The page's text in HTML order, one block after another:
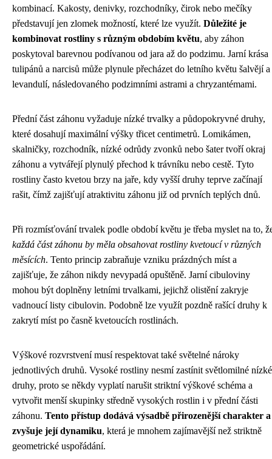
kombinací. Kakosty, denivky, rozchodníky, čirok nebo mečíky
představují jen zlomek možností, které lze využít. Důležité je
kombinovat rostliny s různým obdobím květu, aby záhon
poskytoval barevnou podívanou od jara až do podzimu. Jarní krása
tulipánů a narcisů může plynule přecházet do letního květu šalvějí a
levandulí, následovaného podzimními astrami a chryzantémami.
Přední část záhonu vyžaduje nízké trvalky a půdopokryvné druhy,
které dosahují maximální výšky třicet centimetrů. Lomikámen,
skalničky, rozchodník, nízké odrůdy zvonků nebo šater tvoří okraj
záhonu a vytvářejí plynulý přechod k trávníku nebo cestě. Tyto
rostliny často kvetou brzy na jaře, kdy vyšší druhy teprve začínají
rašit, čímž zajišťují atraktivitu záhonu již od prvních teplých dnů.
Při rozmísťování trvalek podle období květu je třeba myslet na to,
každá část záhonu by měla obsahovat rostliny kvetoucí v různých
měsících. Tento princip zabraňuje vzniku prázdných míst a
zajišťuje, že záhon nikdy nevypadá opuštěně. Jarní cibuloviny
mohou být doplněny letními trvalkami, jejichž olistění zakryje
vadnoucí listy cibulovin. Podobně lze využít pozdně rašící druhy k
zakrytí míst po časně kvetoucích rostlinách.
Výškové rozvrstvení musí respektovat také světelné nároky
jednotlivých druhů. Vysoké rostliny nesmí zastínit světlomilné nízké
druhy, proto se někdy vyplatí narušit striktní výškové schéma a
vytvořit menší skupinky středně vysokých rostlin i v přední části
záhonu. Tento přístup dodává výsadbě přirozenější charakter a
zvyšuje její dynamiku, která je mnohem zajímavější než striktně
geometrické uspořádání.